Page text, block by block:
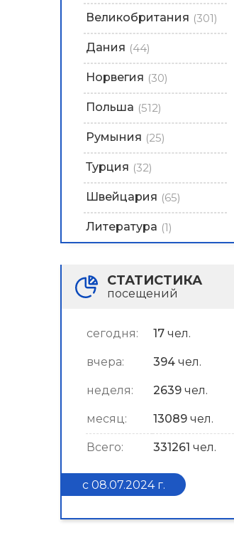
Великобритания (301)
Дания (44)
Норвегия (30)
Польша (512)
Румыния (25)
Турция (32)
Швейцария (65)
Литература (1)
СТАТИСТИКА
посещений
сегодня: 17 чел.
вчера: 394 чел.
неделя: 2639 чел.
месяц: 13089 чел.
Всего: 331261 чел.
с 08.07.2024 г.